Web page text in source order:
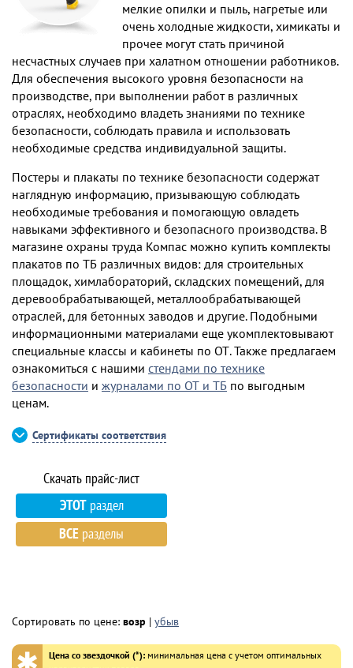
мелкие опилки и пыль, нагретые или
очень холодные жидкости, химикаты и
прочее могут стать причиной
несчастных случаев при халатном отношении работников.
Для обеспечения высокого уровня безопасности на
производстве, при выполнении работ в различных
отраслях, необходимо владеть знаниями по технике
безопасности, соблюдать правила и использовать
необходимые средства индивидуальной защиты.
Постеры и плакаты по технике безопасности содержат
наглядную информацию, призывающую соблюдать
необходимые требования и помогающую овладеть
навыками эффективного и безопасного производства. В
магазине охраны труда Компас можно купить комплекты
плакатов по ТБ различных видов: для строительных
площадок, химлабораторий, складских помещений, для
деревообрабатывающей, металлообрабатывающей
отраслей, для бетонных заводов и другие. Подобными
информационными материалами еще укомплектовывают
специальные классы и кабинеты по ОТ. Также предлагаем
ознакомиться с нашими стендами по технике
безопасности и журналами по ОТ и ТБ по выгодным
ценам.
Сертификаты соответствия
ЭТОТраздел
ВСЕ разделы
Сортировать по цене: возр | убыв
Цена со звездочкой (*): минимальная цена с учетом оптимальных